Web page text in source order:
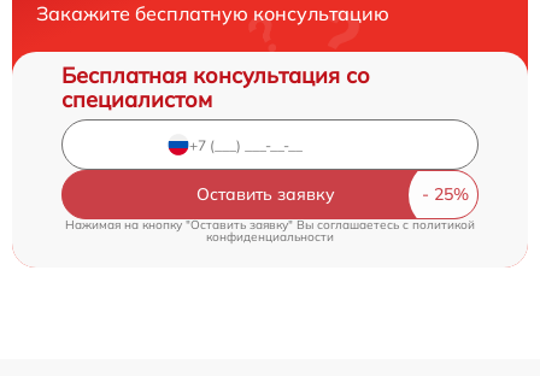
Закажите бесплатную консультацию
Бесплатная консультация со
специалистом
Оставить заявку
Нажимая на кнопку "Оставить заявку" Вы соглашаетесь c политикой
конфиденциальности